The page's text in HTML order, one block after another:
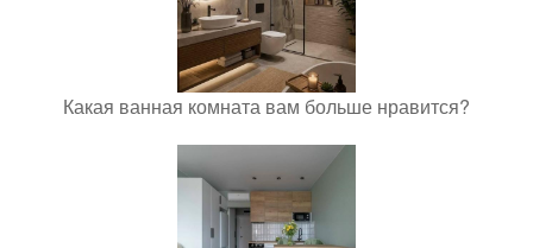
Какая ванная комната вам больше нравится?